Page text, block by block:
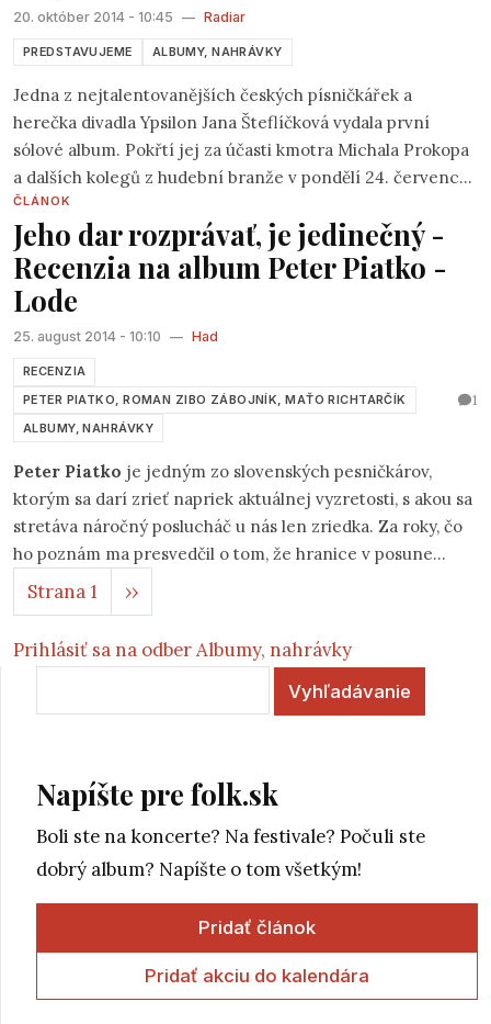
20. október 2014 - 10:45 — Radiar
PREDSTAVUJEME ALBUMY, NAHRÁVKY
Jedna z nejtalentovanějších českých písničkářek a
herečka divadla Ypsilon Jana Šteflíčková vydala první
sólové album. Pokřtí jej za účasti kmotra Michala Prokopa
a dalších kolegů z hudební branže v pondělí 24. července
v pražské Malostranské besedě.
ČLÁNOK
Jeho dar rozprávať, je jedinečný -
Recenzia na album Peter Piatko -
Lode
25. august 2014 - 10:10 — Had
RECENZIA
PETER PIATKO, ROMAN ZIBO ZÁBOJNÍK, MAŤO RICHTARČÍK
ALBUMY, NAHRÁVKY
1
Peter Piatko je jedným zo slovenských pesničkárov,
ktorým sa darí zrieť napriek aktuálnej vyzretosti, s akou sa
stretáva náročný poslucháč u nás len zriedka. Za roky, čo
ho poznám ma presvedčil o tom, že hranice v posune
kamsi ďalej sa dajú posúvať do nevídaných horizontov.
jednodňovej frekvencie (1.3.2014) v priestoroch Mestskej
scény v Martine. Je „spichnutý“ z novších a nových piesní
Petra, z ktorých značná časť vznikla za posledný rok.
Stránkovanie
Strana 1 Ďalšia strana
››
Prihlásiť sa na odber Albumy, nahrávky
Napíšte pre folk.sk
Boli ste na koncerte? Na festivale? Počuli ste
dobrý album? Napíšte o tom všetkým!
Pridať článok
Pridať akciu do kalendára